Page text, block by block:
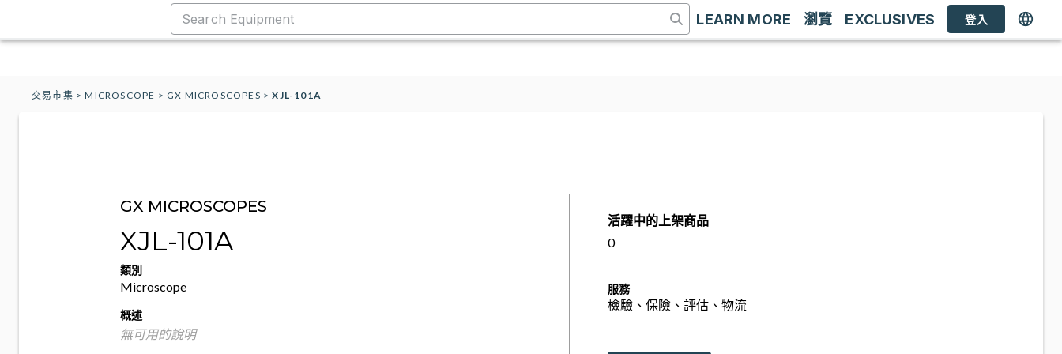
LEARN MORE 瀏覽 EXCLUSIVES 登入
交易市集 >MICROSCOPE > GX MICROSCOPES >XJL-101A
GX MICROSCOPES
XJL-101A
類別
Microscope
概述
無可用的說明
活躍中的上架商品
0
服務
檢驗、保險、評估、物流